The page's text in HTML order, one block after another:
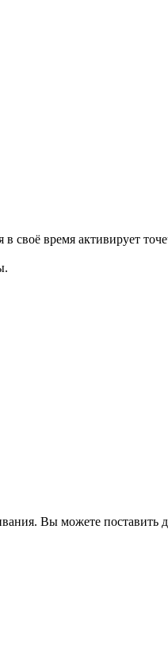
в своё время активирует
Вы можете поставить